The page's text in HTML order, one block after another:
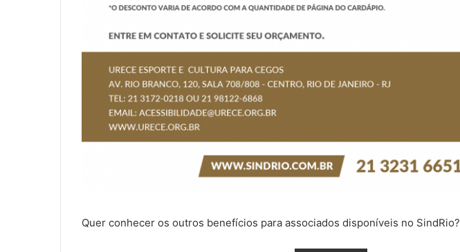
Quer conhecer os outros benefícios para associados disponíveis no SindRio?